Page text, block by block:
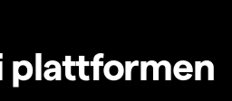
plattformen